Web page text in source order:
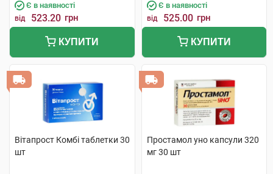
Є в наявності
від 523.20 грн
КУПИТИ
Є в наявності
від 525.00 грн
КУПИТИ
Вітапрост Комбі таблетки 30
шт
Простамол уно капсули 320
мг 30 шт